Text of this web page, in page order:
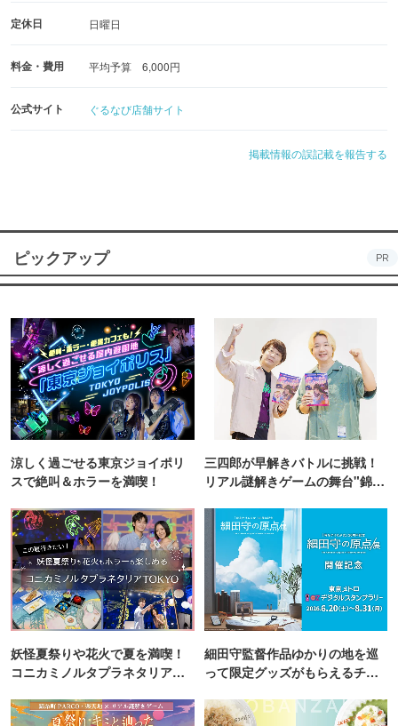
定休日 日曜日
料金・費用 平均予算 6,000円
公式サイト ぐるなび店舗サイト
掲載情報の誤記載を報告する
ピックアップ PR
涼しく過ごせる東京ジョイポリ
スで絶叫＆ホラーを満喫！
三四郎が早解きバトルに挑戦！
リアル謎解きゲームの舞台"錦糸
妖怪夏祭りや花火で夏を満喫！
コニカミノルタプラネタリア
細田守監督作品ゆかりの地を巡
って限定グッズがもらえるチャ